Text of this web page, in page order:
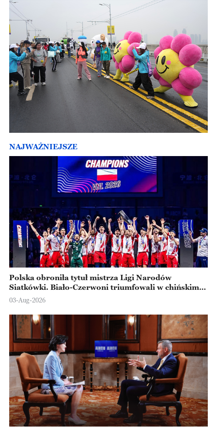
NAJWAŻNIEJSZE
Polska obroniła tytuł mistrza Ligi Narodów
Siatkówki. Biało-Czerwoni triumfowali w chińskim
Ningbo
03-Aug-2026